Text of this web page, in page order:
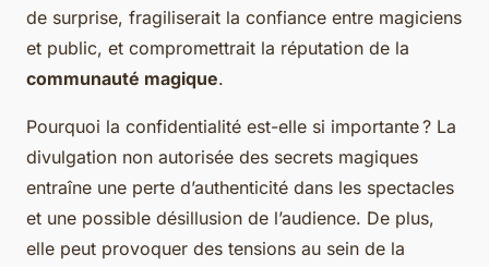
de surprise, fragiliserait la confiance entre magiciens
et public, et compromettrait la réputation de la
communauté magique.
Pourquoi la confidentialité est-elle si importante ? La
divulgation non autorisée des secrets magiques
entraîne une perte d’authenticité dans les spectacles
et une possible désillusion de l’audience. De plus,
elle peut provoquer des tensions au sein de la